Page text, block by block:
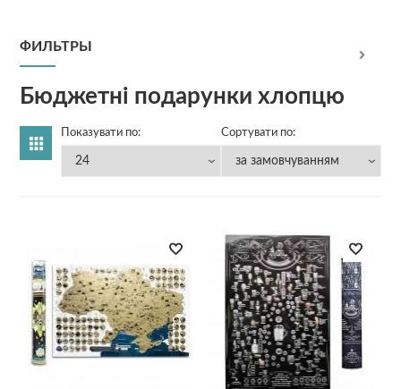
ФИЛЬТРЫ
Бюджетні подарунки хлопцю
Показувати по: Сортувати по: